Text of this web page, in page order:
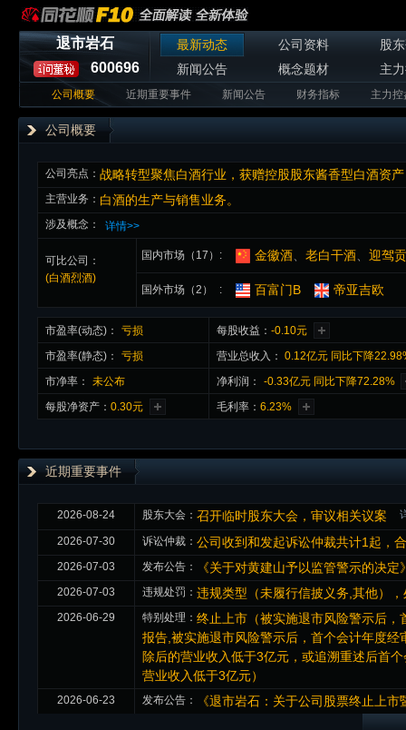
退市岩石
600696
最新动态 公司资料
股
新闻公告
概念题材 主
公司概要 近期重要事件 新闻公告 财务指标 主力控
公司概要
公司亮点： 战略转型聚焦白酒行业，获赠控股股东酱香型白酒资产
主营业务： 白酒的生产与销售业务。
涉及概念： 详情>>
可比公司：
(白酒烈酒)
国内市场（17） 金徽酒 老白干酒 迎驾
国外市场（2） 百富门B 帝亚吉欧
市盈率(动态)： 亏损 每股收益： -0.10元
市盈率(静态)：
亏损 营业总收入： 0.12亿元 同比下降
市净率：
未公布 净利润：
-0.33亿元 同比下降72.28%
每股净资产： 0.30元 毛利率： 6.23%
近期重要事件
2026-08-24 股东大会： 召开临时股东大会，审议相关议案
2026-07-30 诉讼仲裁： 公司收到和发起诉讼仲裁共计1起，
2026-07-03 发布公告： 《关于对黄建山予以监管警示的决定
2026-07-03 违规处罚： 违规类型（未履行信披义务,其他）
2026-06-29 特别处理： 终止上市（被实施退市风险警示后
报告,被实施退市风险警示后，首个会计年度
除后的营业收入低于3亿元，或追溯重述后首
营业收入低于3亿元）
2026-06-23 发布公告： 《退市岩石：关于公司股票终止上